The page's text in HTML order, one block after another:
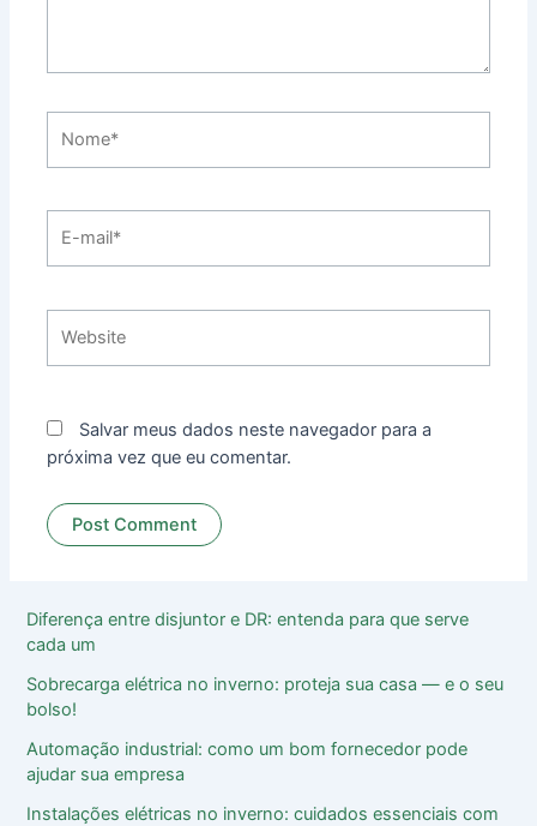
mail*
Salvar meus dados neste navegador para a
próxima vez que eu comentar.
Diferença entre disjuntor e DR: entenda para que serve
cada um
Sobrecarga elétrica no inverno: proteja sua casa ― e o seu
bolso!
Automação industrial: como um bom fornecedor pode
ajudar sua empresa
Instalações elétricas no inverno: cuidados essenciais com